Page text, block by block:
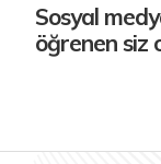
Sosyal
öğrenen siz